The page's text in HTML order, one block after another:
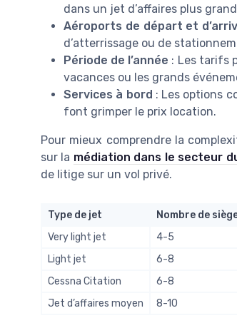
dans un jet d’affaires plus
Aéroports de départ et
d’atterrissage ou de
Période de l’année : Les tarifs
vacances ou les grands
Services à bord : Les options
font grimper le prix location.
Pour mieux comprendre la
sur la médiation dans le secteur
de litige sur un vol privé.
Type de jet Nombre de
Very light jet
4-5
Light jet
6-8
Cessna Citation
6-8
Jet d’affaires moyen
8-10